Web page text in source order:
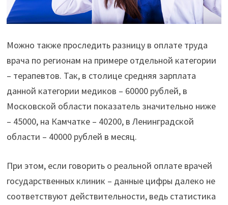
Можно также проследить разницу в оплате труда
врача по регионам на примере отдельной категории
– терапевтов. Так, в столице средняя зарплата
данной категории медиков – 60000 рублей, в
Московской области показатель значительно ниже
– 45000, на Камчатке – 40200, в Ленинградской
области – 40000 рублей в месяц.
При этом, если говорить о реальной оплате врачей
государственных клиник – данные цифры далеко не
соответствуют действительности, ведь статистика